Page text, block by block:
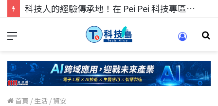
科技人找工作，就到TECH+ 科技專區!
首頁 / 生活 / 資安